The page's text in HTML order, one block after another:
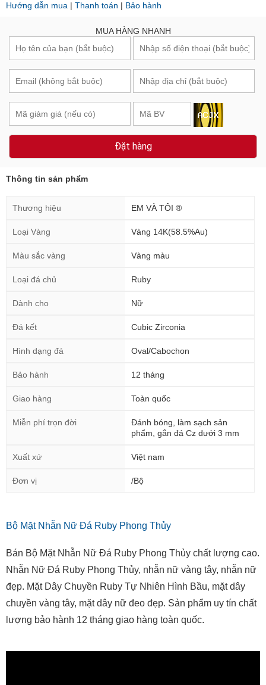
Hướng dẫn mua | Thanh toán | Bảo hành
MUA HÀNG NHANH
Đặt hàng
Thông tin sản phẩm
Thương hiệu EM VÀ TÔI ®
Loại Vàng Vàng 14K(58.5%Au)
Màu sắc vàng Vàng màu
Loại đá chủ Ruby
Dành cho Nữ
Đá kết Cubic Zirconia
Hình dạng đá Oval/Cabochon
Bảo hành 12 tháng
Giao hàng Toàn quốc
Miễn phí trọn đời
Đánh bóng, làm sạch sản
phẩm, gắn đá Cz dưới 3 mm
Xuất xứ Việt nam
Đơn vị /Bộ
Bộ Mặt Nhẫn Nữ Đá Ruby Phong Thủy
Bán Bộ Mặt Nhẫn Nữ Đá Ruby Phong Thủy chất lượng cao.
Nhẫn Nữ Đá Ruby Phong Thủy, nhẫn nữ vàng tây, nhẫn nữ
đẹp. Mặt Dây Chuyền Ruby Tự Nhiên Hình Bầu, mặt dây
chuyền vàng tây, mặt dây nữ đeo đẹp. Sản phẩm uy tín chất
lượng bảo hành 12 tháng giao hàng toàn quốc.